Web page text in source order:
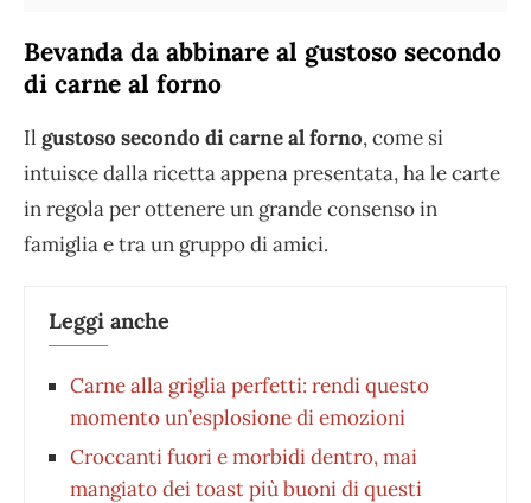
Bevanda da abbinare al gustoso secondo
di carne al forno
Il gustoso secondo di carne al forno, come si
intuisce dalla ricetta appena presentata, ha le carte
in regola per ottenere un grande consenso in
famiglia e tra un gruppo di amici.
Leggi anche
Carne alla griglia perfetti: rendi questo
momento un’esplosione di emozioni
Croccanti fuori e morbidi dentro, mai
mangiato dei toast più buoni di questi